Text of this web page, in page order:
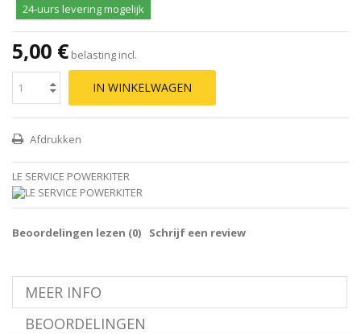
24-uurs levering mogelijk
5,00 € belasting incl.
IN WINKELWAGEN
Afdrukken
LE SERVICE POWERKITER
Beoordelingen lezen (0) Schrijf een review
MEER INFO
BEOORDELINGEN